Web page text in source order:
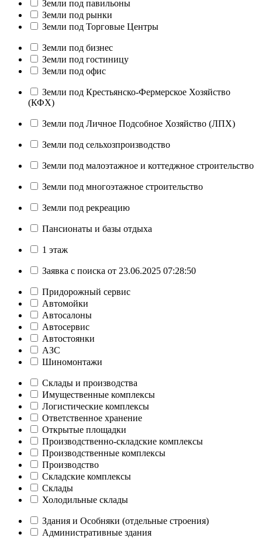
Земли под павильоны
Земли под рынки
Земли под Торговые Центры
Земли под бизнес
Земли под гостиницу
Земли под офис
Земли под Крестьянско-Фермерское Хозяйство
(КФХ)
Земли под Личное Подсобное Хозяйство (ЛПХ)
Земли под сельхозпроизводство
Земли под малоэтажное и коттеджное строительство
Земли под многоэтажное строительство
Земли под рекреацию
Пансионаты и базы отдыха
1 этаж
Заявка с поиска от 23.06.2025 07:28:50
Придорожный сервис
Автомойки
Автосалоны
Автосервис
Автостоянки
АЗС
Шиномонтажи
Склады и производства
Имущественные комплексы
Логистические комплексы
Ответственное хранение
Открытые площадки
Производственно-складские комплексы
Производственные комплексы
Производство
Складские комплексы
Склады
Холодильные склады
Здания и Особняки (отдельные строения)
Административные здания